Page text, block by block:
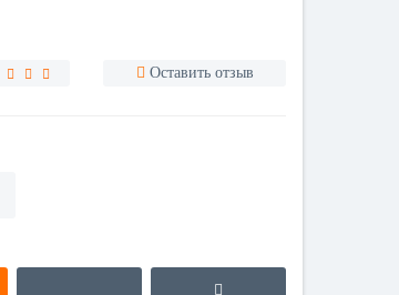
Оставить отзыв